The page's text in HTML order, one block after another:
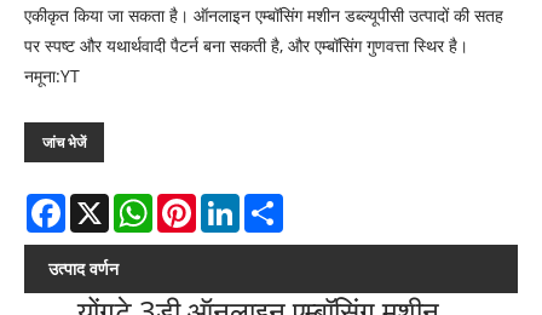
एकीकृत किया जा सकता है। ऑनलाइन एम्बॉसिंग मशीन डब्ल्यूपीसी उत्पादों की सतह
पर स्पष्ट और यथार्थवादी पैटर्न बना सकती है, और एम्बॉसिंग गुणवत्ता स्थिर है।
नमूना:YT
जांच भेजें
Facebook
X WhatsAppPinterestLinkedIn
उत्पाद वर्णन